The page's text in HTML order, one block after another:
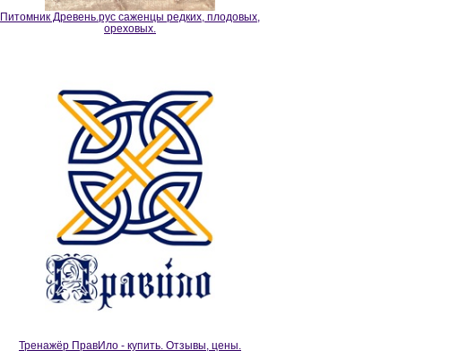
Питомник Древень.рус саженцы редких, плодовых,
ореховых.
Тренажёр ПравИло - купить. Отзывы, цены.